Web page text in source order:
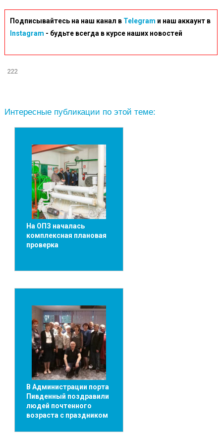
Подписывайтесь на наш канал в Telegram и наш аккаунт в
Instagram - будьте всегда в курсе наших новостей
222
Интересные публикации по этой теме:
На ОПЗ началась
комплексная плановая
проверка
В Администрации порта
Пивденный поздравили
людей почтенного
возраста с праздником